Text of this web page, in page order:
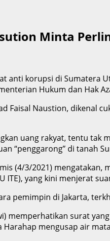
Minta
anti korupsi di Sumatera
Hukum dan Hak
Faisal Naustion,
uang rakyat, tentu tak
“penggarong” di tanah
(4/3/2021)
ITE), yang kini menjerat
pemimpin di Jakarta,
memperhatikan surat
Harahap mengusap air